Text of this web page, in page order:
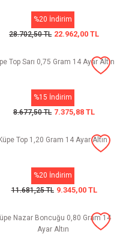
%20 İndirim
28.702,50 TL 22.962,00 TL
Top Sarı 0,75 Gram 14 Ayar Altın
%15 İndirim
8.677,50 TL 7.375,88 TL
Küpe Top 1,20 Gram 14 Ayar Altın
%20 İndirim
11.681,25 TL 9.345,00 TL
Nazar Boncuğu 0,80 Gram 14
Ayar Altın